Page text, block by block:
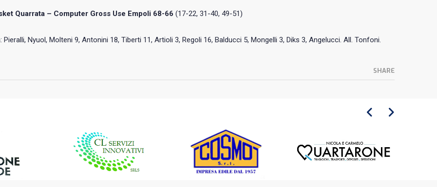
Quarrata – Computer Gross Use Empoli 68-66 (17-22, 31-40, 49-51)
: Pieralli, Nyuol, Molteni 9, Antonini 18, Tiberti 11, Artioli 3, Regoli 16, Balducci 5, Mongelli 3, Diks 3, Angelucci. All. Tonfoni.
SHARE